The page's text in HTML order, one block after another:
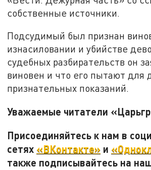
собственные источники.
Подсудимый был признан
изнасиловании и убийстве
судебных разбирательств он
виновен и что его пытают для
признательных показаний.
Уважаемые читатели
Присоединяйтесь к нам в
сетях «ВКонтакте» и
также подписывайтесь на